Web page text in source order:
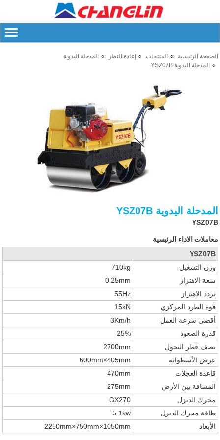
الصفحة الرئيسية المنتجات إعادة النظر
المدحلة اليدوية
المدحلة اليدوية YSZ07B
المدحلة اليدوية YSZ07B
YSZ07B
معاملات الاداء الرئيسية
YSZ07B
وزن التشغيل
710kg
سعة الاهتزاز
0.25mm
تردد الاهتزاز
55Hz
قوة الطرد المركزي
15kN
أقصى سرعة العمل
3Km/h
قدرة الصعود
25%
نصف قطر التحول
2700mm
عرض الأسطوانة
600mm×405mm
قاعدة العجلات
470mm
المسافة بين الأرض
275mm
محرك الديزل
GX270
طاقة محرك الديزل
5.1kw
الأبعاد
2250mm×750mm×1050mm